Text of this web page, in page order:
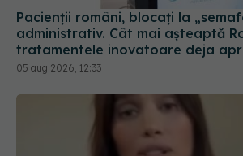
Pacienții români, blocați la
administrativ. Cât mai așteaptă
tratamentele inovatoare deja
Europa
05 aug 2026, 12:33